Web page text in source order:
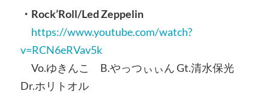
・Rock’Roll/Led Zeppelin
https://www.youtube.com/watch?
v=RCN6eRVav5k
Vo.ゆきんこ B.やっつぃぃん Gt.清水保光
Dr.ホリトオル